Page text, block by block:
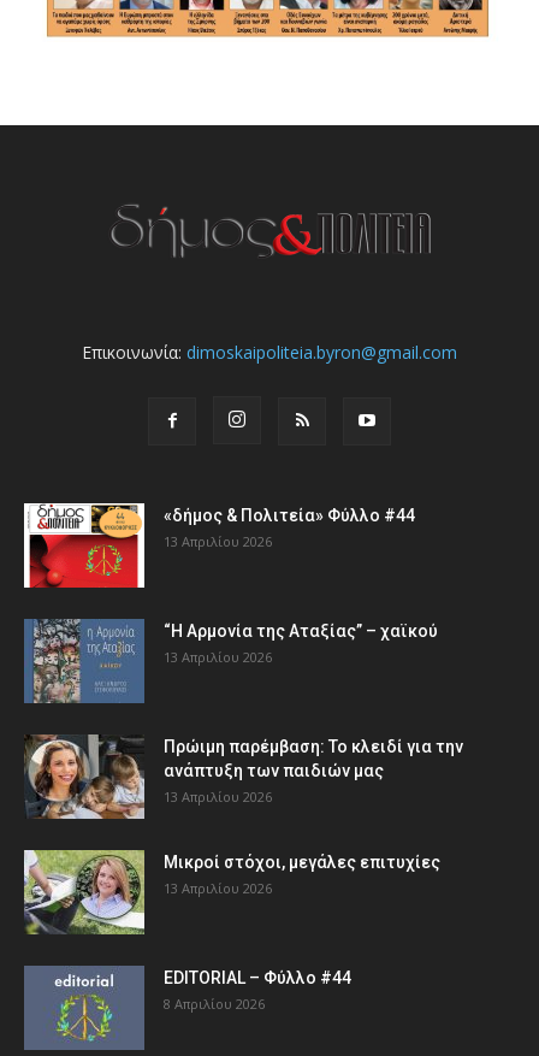
Επικοινωνία: dimoskaipoliteia.byron@gmail.com
«δήμος & Πολιτεία» Φύλλο #44
13 Απριλίου 2026
“Η Αρμονία της Αταξίας” – χαϊκού
13 Απριλίου 2026
Πρώιμη παρέμβαση: Το κλειδί για την
ανάπτυξη των παιδιών µας
13 Απριλίου 2026
Μικροί στόχοι, μεγάλες επιτυχίες
13 Απριλίου 2026
EDITORIAL – Φύλλο #44
8 Απριλίου 2026